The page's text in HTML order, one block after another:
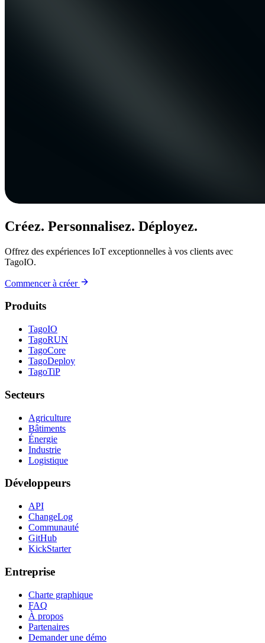
Créez. Personnalisez. Déployez.
Offrez des expériences IoT exceptionnelles à vos clients avec
TagoIO.
Commencer à créer
Produits
TagoIO
TagoRUN
TagoCore
TagoDeploy
TagoTiP
Secteurs
Agriculture
Bâtiments
Énergie
Industrie
Logistique
Développeurs
API
ChangeLog
Communauté
GitHub
KickStarter
Entreprise
Charte graphique
FAQ
À propos
Partenaires
Demander une démo